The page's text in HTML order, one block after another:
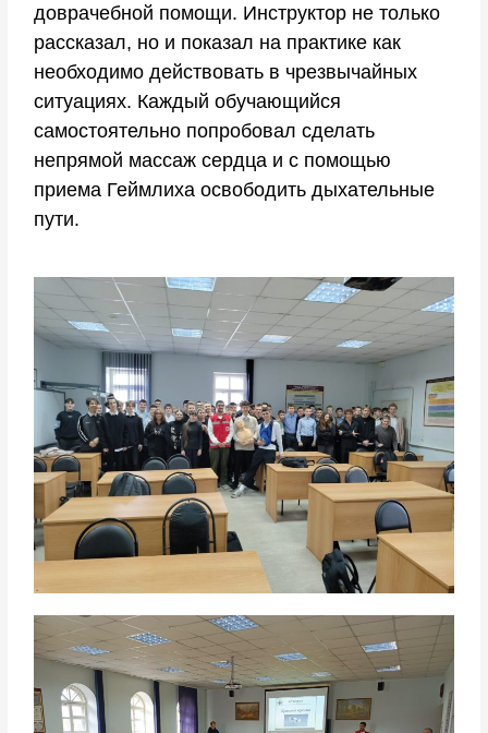
доврачебной помощи. Инструктор не только
рассказал, но и показал на практике как
необходимо действовать в чрезвычайных
ситуациях. Каждый обучающийся
самостоятельно попробовал сделать
непрямой массаж сердца и с помощью
приема Геймлиха освободить дыхательные
пути.